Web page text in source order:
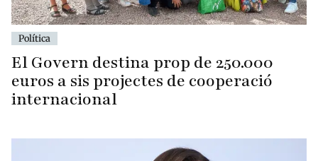
Política
El Govern destina prop de 250.000
euros a sis projectes de cooperació
internacional